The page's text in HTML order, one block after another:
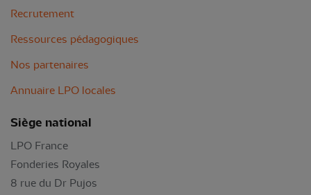
Recrutement
Ressources pédagogiques
Nos partenaires
Annuaire LPO locales
Siège national
LPO France
Fonderies Royales
8 rue du Dr Pujos